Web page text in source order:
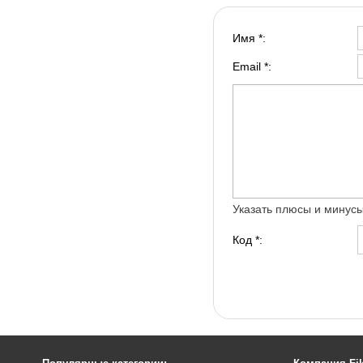
Имя *:
Email *:
Указать плюсы и
Код *: